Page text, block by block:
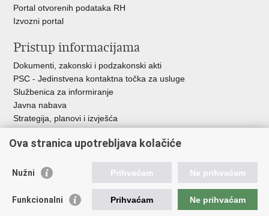
Portal otvorenih podataka RH
Izvozni portal
Pristup informacijama
Dokumenti, zakonski i podzakonski akti
PSC - Jedinstvena kontaktna točka za usluge
Službenica za informiranje
Javna nabava
Strategija, planovi i izvješća
Korisne poveznice
Vlada RH
Ova stranica upotrebljava kolačiće
Nužni Prihvaćam Ne prihvaćam
Funkcionalni Prihvaćam Ne prihvaćam